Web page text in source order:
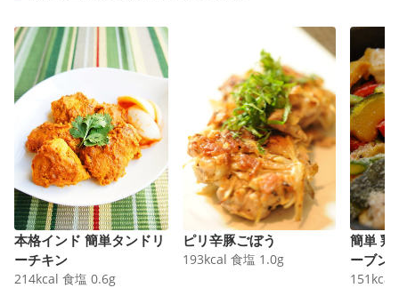
本格インド 簡単タンドリ
ーチキン
214kcal 食塩 0.6g
ピリ辛豚ごぼう
193kcal 食塩 1.0g
簡単 鶏
ーブン
151 kcal